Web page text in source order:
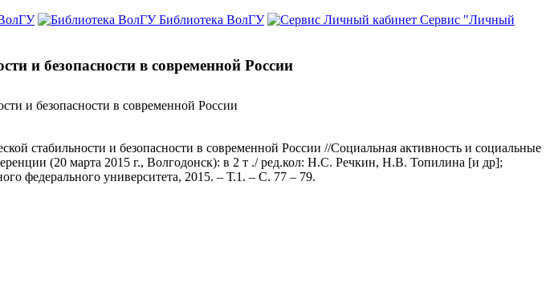
Библиотека ВолГУ
Сервис "Личный
и безопасности в современной России
и безопасности в современной России
стабильности и безопасности в современной России //Социальная активность и социальные
(20 марта 2015 г., Волгодонск): в 2 т ./ ред.кол: Н.С. Речкин, Н.В. Топилина [и др];
федерального университета, 2015. – Т.1. – С. 77 – 79.